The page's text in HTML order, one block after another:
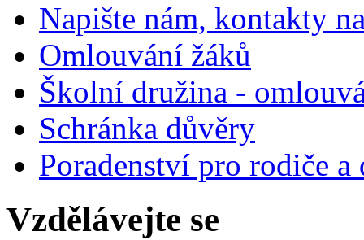
Napište nám, kontakty
Omlouvání žáků
Školní družina -
Schránka důvěry
Poradenství pro rodiče
Vzdělávejte se